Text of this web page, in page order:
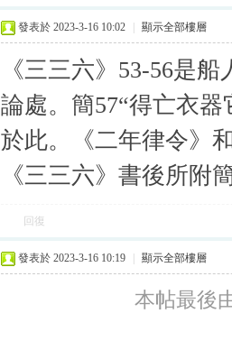
發表於 2023-3-16 10:02 顯示全部樓層
《三三六》53-56是
論處。簡57“得亡衣
於此。《二年律令》
《三三六》書後所附
回復
發表於 2023-3-16 10:19 顯示全部樓層
本帖最後